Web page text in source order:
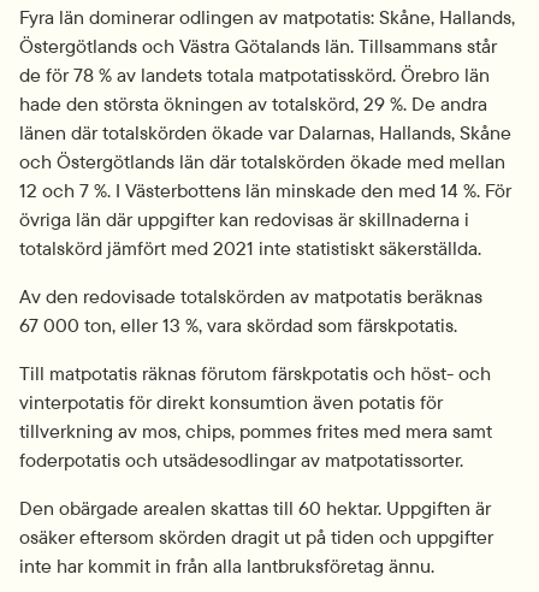
Fyra län dominerar odlingen av matpotatis: Skåne, Hallands,
Östergötlands och Västra Götalands län. Tillsammans står
de för 78 % av landets totala matpotatisskörd. Örebro län
hade den största ökningen av totalskörd, 29 %. De andra
länen där totalskörden ökade var Dalarnas, Hallands, Skåne
och Östergötlands län där totalskörden ökade med mellan
12 och 7 %. I Västerbottens län minskade den med 14 %. För
övriga län där uppgifter kan redovisas är skillnaderna i
totalskörd jämfört med 2021 inte statistiskt säkerställda.
Av den redovisade totalskörden av matpotatis beräknas
67 000 ton, eller 13 %, vara skördad som färskpotatis.
Till matpotatis räknas förutom färskpotatis och höst- och
vinterpotatis för direkt konsumtion även potatis för
tillverkning av mos, chips, pommes frites med mera samt
foderpotatis och utsädesodlingar av matpotatissorter.
Den obärgade arealen skattas till 60 hektar. Uppgiften är
osäker eftersom skörden dragit ut på tiden och uppgifter
inte har kommit in från alla lantbruksföretag ännu.